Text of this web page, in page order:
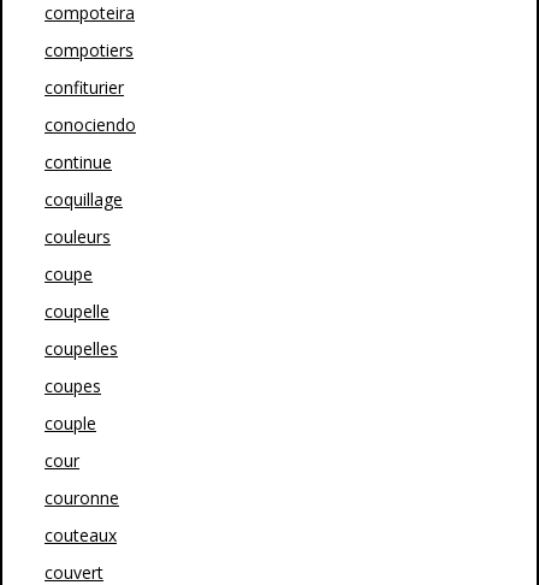
compoteira
compotiers
confiturier
conociendo
continue
coquillage
couleurs
coupe
coupelle
coupelles
coupes
couple
cour
couronne
couteaux
couvert